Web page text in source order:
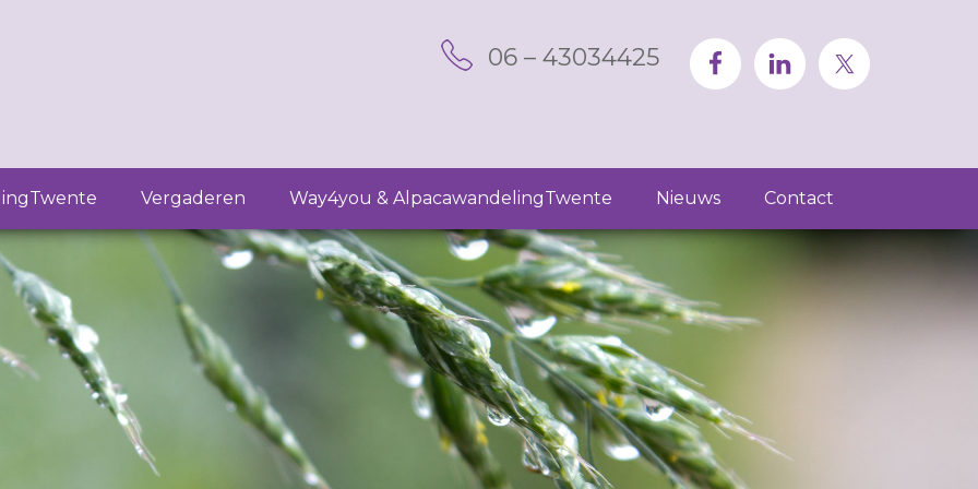
06 – 43034425
Vergaderen Way4you & AlpacawandelingTwente Nieuws Contact